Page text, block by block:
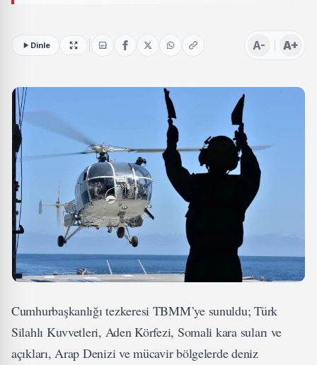
Dinle A- A+
Cumhurbaşkanlığı tezkeresi TBMM’ye sunuldu; Türk
Silahlı Kuvvetleri, Aden Körfezi, Somali kara suları ve
açıkları, Arap Denizi ve mücavir bölgelerde deniz